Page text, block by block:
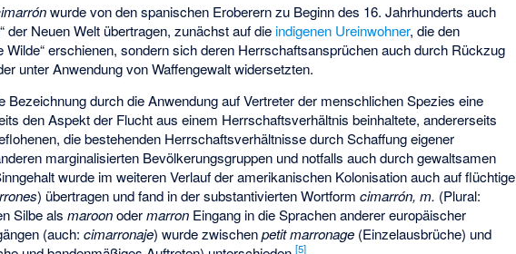
wurde von den spanischen Eroberern zu Beginn des 16. Jahrhunderts auch
der Neuen Welt übertragen, zunächst auf die indigenen Ureinwohner, die den
Wilde“ erschienen, sondern sich deren Herrschaftsansprüchen auch durch Rückzug
unter Anwendung von Waffengewalt widersetzten.
Bezeichnung durch die Anwendung auf Vertreter der menschlichen Spezies eine
den Aspekt der Flucht aus einem Herrschaftsverhältnis beinhaltete, andererseits
die bestehenden Herrschaftsverhältnisse durch Schaffung eigener
marginalisierten Bevölkerungsgruppen und notfalls auch durch gewaltsamen
wurde im weiteren Verlauf der amerikanischen Kolonisation auch auf flüchtige
) übertragen und fand in der substantivierten Wortformcimarrón, m. (Plural:
Silbe alsmaroonodermarron Eingang in die Sprachen anderer europäischer
(auch:cimarronaje) wurde zwischenpetit marronage (Einzelausbrüche) und
[5]